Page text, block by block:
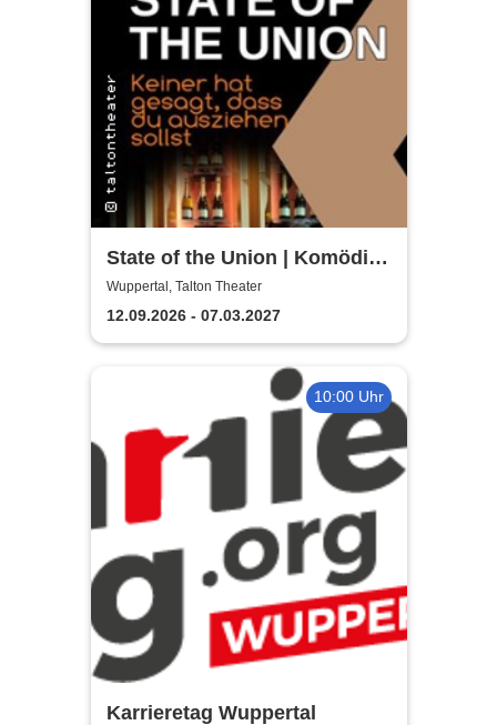
State of the Union | Komödie
von Nick Hornby
Wuppertal, Talton Theater
12.09.2026 - 07.03.2027
10:00 Uhr
Karrieretag Wuppertal